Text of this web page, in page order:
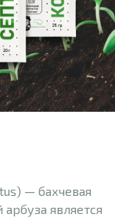
— бахчевая
является